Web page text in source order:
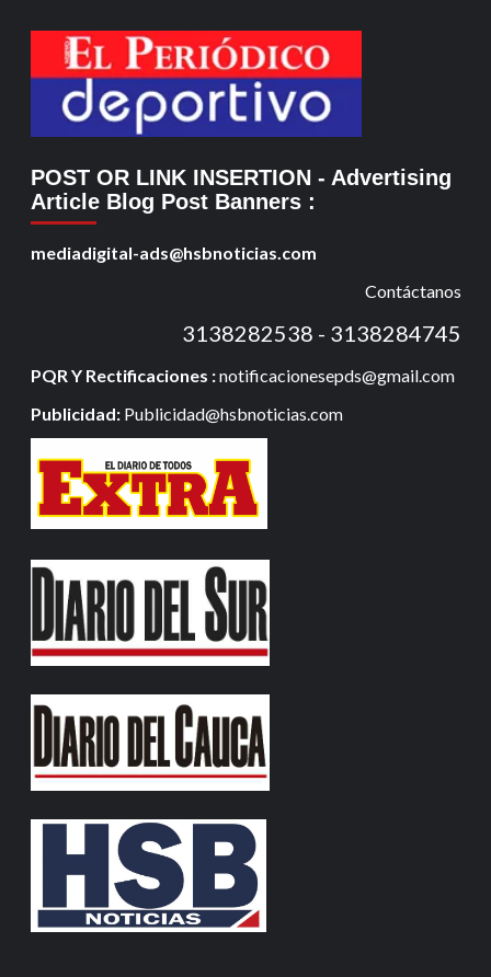
POST OR LINK INSERTION - Advertising
Article Blog Post Banners :
mediadigital-ads@hsbnoticias.com
Contáctanos
3138282538 - 3138284745
PQR Y Rectificaciones :notificacionesepds@gmail.com
Publicidad: Publicidad@hsbnoticias.com